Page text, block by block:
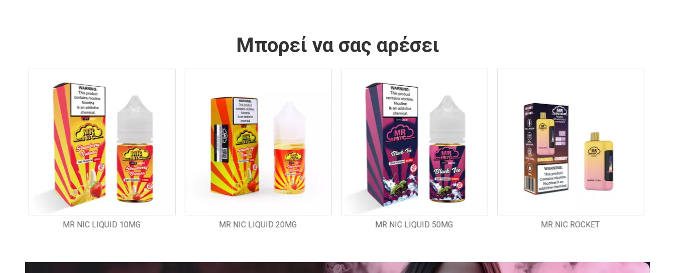
Μπορεί να σας αρέσει
MR NIC LIQUID 20MG MR NIC LIQUID 50MG MR NIC ROCKET MR NIC GALAXY